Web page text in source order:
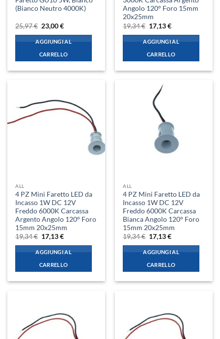
(Bianco Neutro 4000K)
25,97€ Il
prezzo
originale
era:
25,97 €.
23,00€Il
attuale
è:
23,00 €.
AGGIUNGI AL
CARRELLO
Angolo 120° Foro 15mm
20x25mm
19,34€ Il
prezzo
originale
era:
19,34 €.
17,13€Il
attuale
è:
17,13 €.
AGGIUNGI AL
CARRELLO
ALL
4 PZ Mini Faretto LED da
Incasso 1W DC 12V
Freddo 6000K Carcassa
Argento Angolo 120° Foro
15mm 20x25mm
19,34€ Il
prezzo
originale
era:
19,34 €.
17,13€Il
attuale
è:
17,13 €.
AGGIUNGI AL
CARRELLO
ALL
4 PZ Mini Faretto LED da
Incasso 1W DC 12V
Freddo 6000K Carcassa
Bianca Angolo 120° Foro
15mm 20x25mm
19,34€ Il
prezzo
originale
era:
19,34 €.
17,13€Il
attuale
è:
17,13 €.
AGGIUNGI AL
CARRELLO